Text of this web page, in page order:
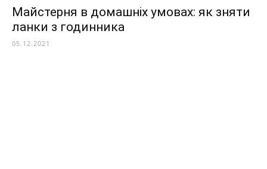
Майстерня в домашніх умовах: як зняти
ланки з годинника
05.12.2021